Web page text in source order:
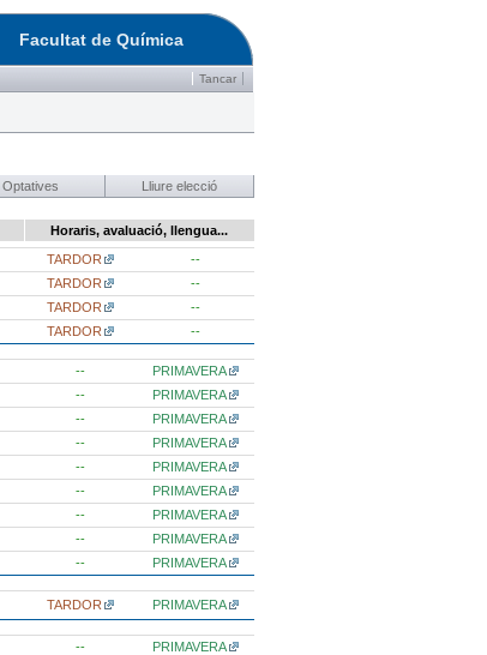
Facultat de Química
Tancar
Optatives Lliure elecció
Horaris, avaluació, llengua...
TARDOR
--
TARDOR
--
TARDOR
--
TARDOR --
--
PRIMAVERA
--
PRIMAVERA
--
PRIMAVERA
--
PRIMAVERA
--
PRIMAVERA
--
PRIMAVERA
--
PRIMAVERA
--
PRIMAVERA
-- PRIMAVERA
TARDOR PRIMAVERA
-- PRIMAVERA